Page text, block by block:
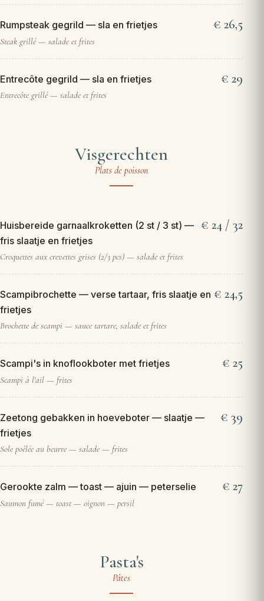
Rumpsteak gegrild — sla en frietjes
Steak grillé — salade et frites
26,5
Entrecôte gegrild — sla en frietjes
Entrecôte grillé — salade et frites
29
Visgerechten
Plats de poisson
Huisbereide garnaalkroketten (2 st / 3 st) —
fris slaatje en frietjes
Croquettes aux crevettes grises (2/3 pcs) — salade et frites
24 / 32
Scampibrochette — verse tartaar, fris slaatje en
frietjes
Brochette de scampi — sauce tartare, salade et frites
24,5
Scampi's in knoflookboter met frietjes
Scampi à l'ail — frites
25
Zeetong gebakken in hoeveboter — slaatje —
frietjes
Sole poêlée au beurre — salade — frites
39
Gerookte zalm — toast — ajuin — peterselie
Saumon fumé — toast — oignon — persil
27
Pasta's
Pâtes